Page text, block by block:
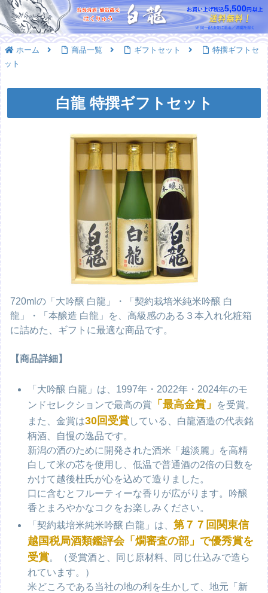
ホーム 商品一覧 ギフトセット
特撰ギフトセ
ット
白龍 特撰ギフトセット
720mlの「大吟醸 白龍」・「契約栽培米純米吟醸 白
龍」・「本醸造 白龍」を、高級感のある３本入れ化粧箱
に詰めた、ギフトに最適な商品です。
【商品詳細】
「大吟醸 白龍」は、1997年・2022年・2024年のモ
ンドセレクションで最高の賞
「最高金賞」
を受賞。
また、金賞は30回受賞している、白龍酒造の代表銘
柄酒、自慢の逸品です。
新潟の酒のために開発された酒米「越淡麗」を高精
白して米の芯を使用し、低温で普通酒の2倍の日数を
かけて越後杜氏が心を込めて造りました。
口に含むとフルーティーな香りが広がります。吟醸
香とまろやかなコクをお楽しみください。
「契約栽培米純米吟醸 白龍」は、第７７回関東信
越国税局酒類鑑評会「燗審査の部」で優秀賞を
受賞。（受賞酒と、同じ原材料、同じ仕込みで造ら
れています。）
米どころである当社の地の利を生かして、地元「新